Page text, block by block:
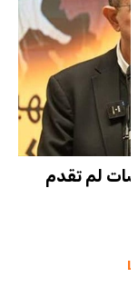
لم تقدم